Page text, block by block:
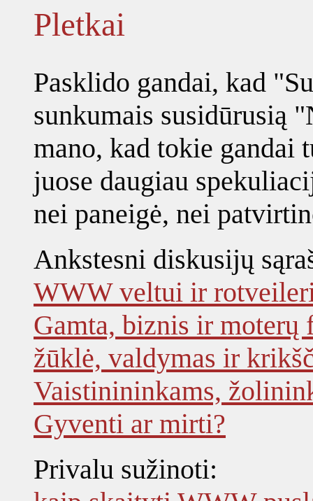
Pletkai
Pasklido gandai, kad
sunkumais susidūrusią
mano, kad tokie gandai
juose daugiau
nei paneigė, nei
Ankstesni diskusijų
WWW veltui ir
Gamta, biznis ir moterų
žūklė, valdymas ir
Vaistinininkams,
Gyventi ar mirti?
Privalu sužinoti: